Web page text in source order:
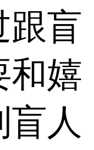
跟盲
和嬉
人